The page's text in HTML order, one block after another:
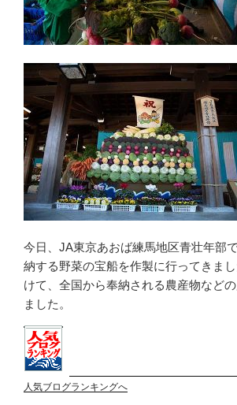
今日、JA東京あおば練馬地区青壮年部
納する野菜の宝船を作製に行ってきま
けて、全国から奉納される農産物など
ました。
人気ブログランキングへ